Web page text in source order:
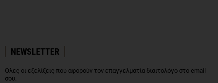
NEWSLETTER
Όλες οι εξελίξεις που αφορούν τον επαγγελματία διαιτολόγο στο email
σου.